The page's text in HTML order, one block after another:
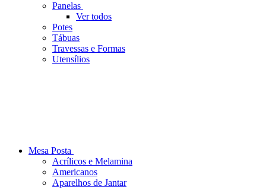
Panelas
Ver todos
Potes
Tábuas
Travessas e Formas
Utensílios
Mesa Posta
Acrílicos e Melamina
Americanos
Aparelhos de Jantar